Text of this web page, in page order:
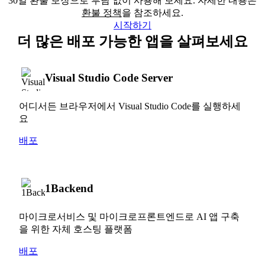
환불 정책을 참조하세요.
시작하기
더 많은 배포 가능한 앱을 살펴보세요
Visual Studio Code Server
어디서든 브라우저에서 Visual Studio Code를 실행하세
요
배포
1Backend
마이크로서비스 및 마이크로프론트엔드로 AI 앱 구축
을 위한 자체 호스팅 플랫폼
배포